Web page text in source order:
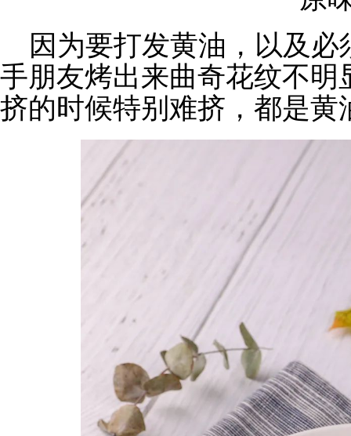
因为要打发黄油，以及
手朋友烤出来曲奇花纹不
挤的时候特别难挤，都是黄